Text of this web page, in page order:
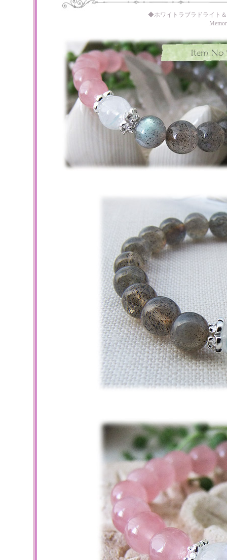
◆ホワイトラブラドライト